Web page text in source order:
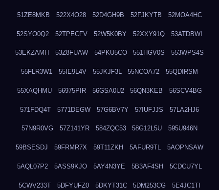
51ZE8MKB 522X4O28 52D4GH9B 52FJKYTB 52MOA4HC
52SYO0Q2 52TPECFV 52W5K0BY 52XXY91Q 53ATDBWI
53EKZAMH 53Z8FUAW 54PKU5CO 551HGV0S 553WPS4S
55FLR3W1 55IE9L4V 55JKJF3L 55NCOA72 55QDIRSM
55XAQHMU 56975PIR 56GSA0U2 56QN3KEB 56SCV4BG
571FDQ4T 5771DEGW 57G6BV7Y 57IUFJJS 57LA2HJ6
57N9R0VG 57Z141YR 584ZQC53 58G12L5U 595U946N
59BSESDJ 59FRMR7X 59T11ZKH 5AFUR9TL 5AOPNSAW
5AQL07P2 5ASS9KJO 5AY4N3YE 5B3AF4SH 5CDCU7YL
5CWV233T 5DFYUFZ0 5DKYT31C 5DM253CG 5E4JC1TI